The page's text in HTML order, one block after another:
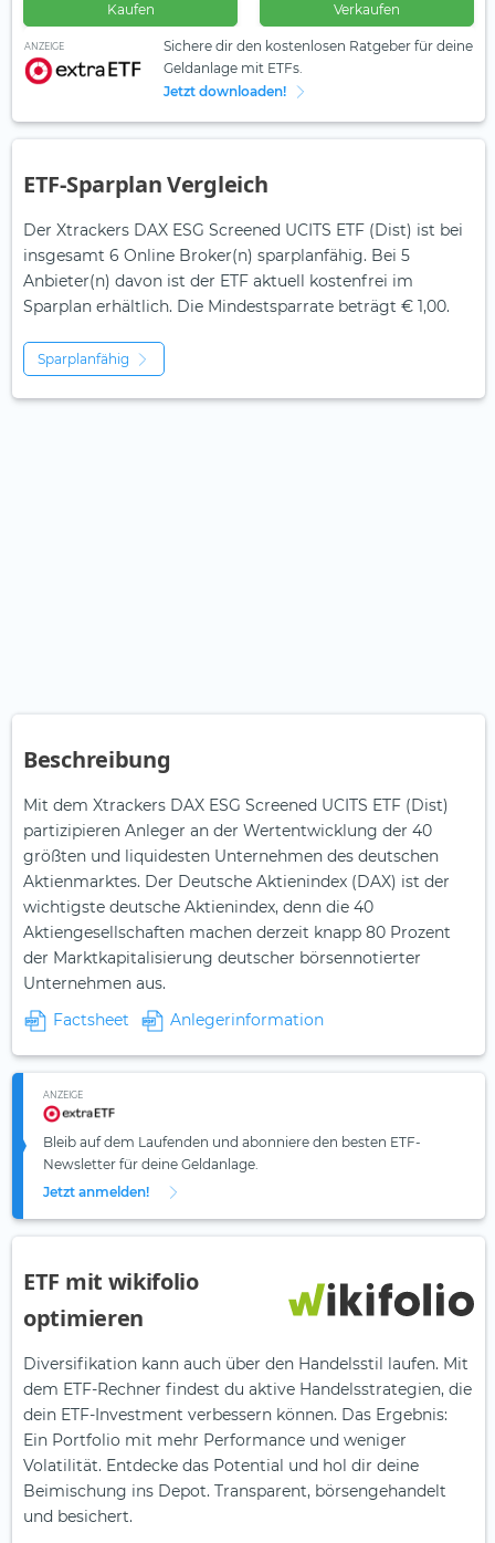
Kaufen Verkaufen
ANZEIGE
Sichere dir den kostenlosen Ratgeber für deine
Geldanlage mit ETFs.
Jetzt downloaden!
ETF-Sparplan Vergleich
Der Xtrackers DAX ESG Screened UCITS ETF (Dist) ist bei
insgesamt 6 Online Broker(n) sparplanfähig. Bei 5
Anbieter(n) davon ist der ETF aktuell kostenfrei im
Sparplan erhältlich. Die Mindestsparrate beträgt € 1,00.
Sparplanfähig
Beschreibung
Mit dem Xtrackers DAX ESG Screened UCITS ETF (Dist)
partizipieren Anleger an der Wertentwicklung der 40
größten und liquidesten Unternehmen des deutschen
Aktienmarktes. Der Deutsche Aktienindex (DAX) ist der
wichtigste deutsche Aktienindex, denn die 40
Aktiengesellschaften machen derzeit knapp 80 Prozent
der Marktkapitalisierung deutscher börsennotierter
Unternehmen aus.
Factsheet
Anlegerinformation
ANZEIGE
Bleib auf dem Laufenden und abonniere den besten ETF-
Newsletter für deine Geldanlage.
Jetzt anmelden!
ETF mit wikifolio
optimieren
Diversifikation kann auch über den Handelsstil laufen. Mit
dem ETF-Rechner findest du aktive Handelsstrategien, die
dein ETF-Investment verbessern können. Das Ergebnis:
Ein Portfolio mit mehr Performance und weniger
Volatilität. Entdecke das Potential und hol dir deine
Beimischung ins Depot. Transparent, börsengehandelt
und besichert.